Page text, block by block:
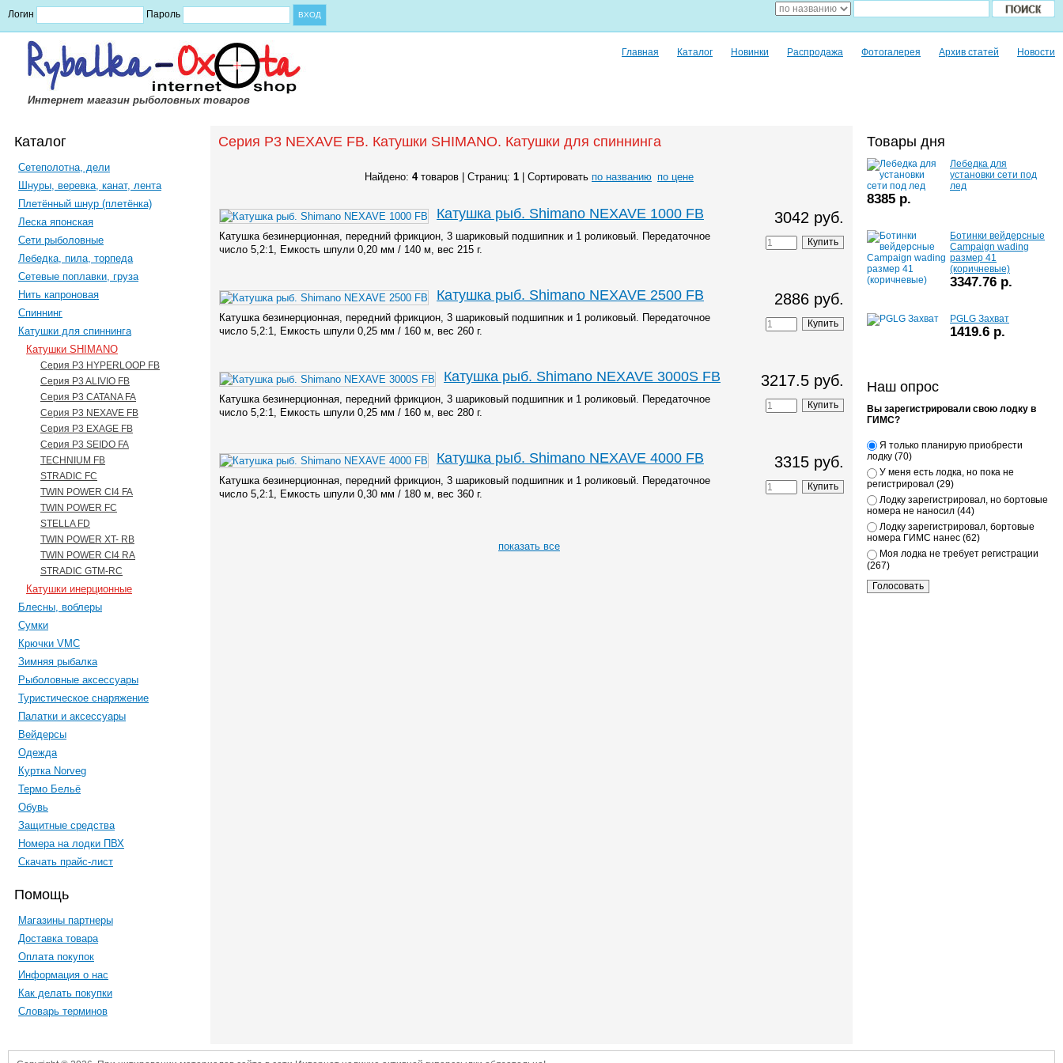
Логин Пароль
Интернет магазин рыболовных товаров
Главная Каталог Новинки Распродажа Фотогалерея Архив статей Новости
Каталог
Сетеполотна, дели
Шнуры, веревка, канат, лента
Плетённый шнур (плетёнка)
Леска японская
Сети рыболовные
Лебедка, пила, торпеда
Сетевые поплавки, груза
Нить капроновая
Спиннинг
Катушки для спиннинга
Катушки SHIMANO
Серия P3 HYPERLOOP FB
Серия P3 ALIVIO FB
Серия P3 CATANA FA
Серия P3 NEXAVE FB
Серия P3 EXAGE FB
Серия P3 SEIDO FA
TECHNIUM FB
STRADIC FC
TWIN POWER CI4 FA
TWIN POWER FC
STELLA FD
TWIN POWER XT- RB
TWIN POWER CI4 RA
STRADIC GTM-RC
Катушки инерционные
Блесны, воблеры
Сумки
Крючки VMC
Зимняя рыбалка
Рыболовные аксессуары
Туристическое снаряжение
Палатки и аксессуары
Вейдерсы
Одежда
Куртка Norveg
Термо Бельё
Обувь
Защитные средства
Номера на лодки ПВХ
Скачать прайс-лист
Помощь
Магазины партнеры
Доставка товара
Оплата покупок
Информация о нас
Как делать покупки
Словарь терминов
Серия P3 NEXAVE FB. Катушки SHIMANO. Катушки для спиннинга
Найдено: 4товаров | Страниц: 1 | Сортировать по названию по цене
Катушка рыб. Shimano NEXAVE 1000 FB
Катушка безинерционная, передний фрикцион, 3 шариковый подшипник и 1 роликовый. Передаточное
число 5,2:1, Емкость шпули 0,20 мм / 140 м, вес 215 г.
3042 руб.
Катушка рыб. Shimano NEXAVE 2500 FB
Катушка безинерционная, передний фрикцион, 3 шариковый подшипник и 1 роликовый. Передаточное
число 5,2:1, Емкость шпули 0,25 мм / 160 м, вес 260 г.
2886 руб.
Катушка рыб. Shimano NEXAVE 3000S FB
Катушка безинерционная, передний фрикцион, 3 шариковый подшипник и 1 роликовый. Передаточное
число 5,2:1, Емкость шпули 0,25 мм / 160 м, вес 280 г.
3217.5 руб.
Катушка рыб. Shimano NEXAVE 4000 FB
Катушка безинерционная, передний фрикцион, 3 шариковый подшипник и 1 роликовый. Передаточное
число 5,2:1, Емкость шпули 0,30 мм / 180 м, вес 360 г.
3315 руб.
показать все
Товары дня
Лебедка для
установки сети под
лед
8385 р.
Ботинки вейдерсные
Campaign wading
размер 41
(коричневые)
3347.76 р.
PGLG Захват
1419.6 р.
Наш опрос
Вы зарегистрировали свою лодку в
ГИМС?
Я только планирую приобрести
лодку (70)
У меня есть лодка, но пока не
регистрировал (29)
Лодку зарегистрировал, но бортовые
номера не наносил (44)
Лодку зарегистрировал, бортовые
номера ГИМС нанес (62)
Моя лодка не требует регистрации
(267)